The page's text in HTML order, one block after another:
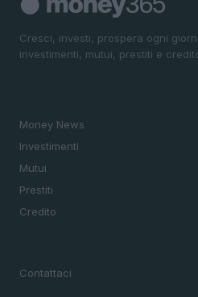
Cresci, investi, prospera ogni
investimenti, mutui, prestiti e
Money News
Investimenti
Mutui
Prestiti
Credito
Contattaci